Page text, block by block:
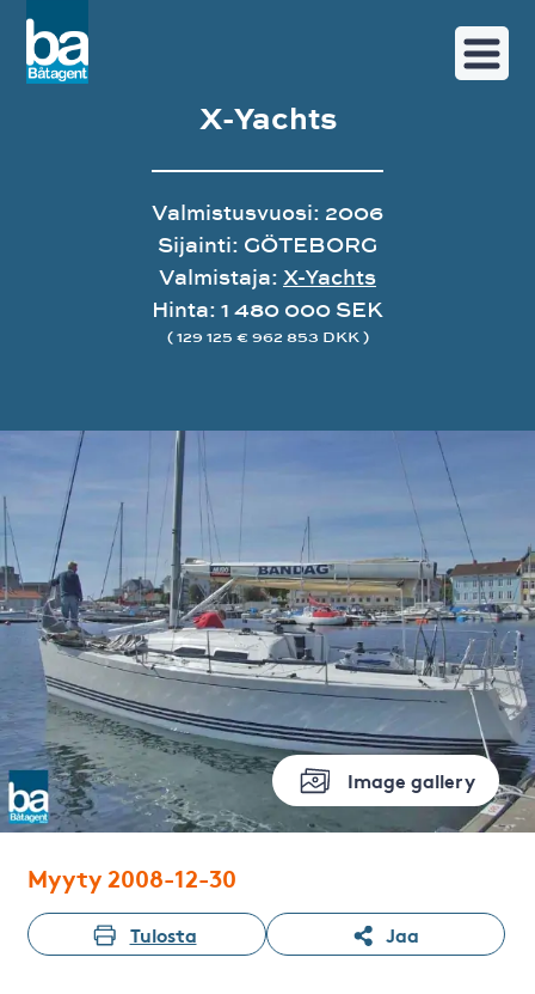
Image gallery
X-Yachts
Valmistusvuosi: 2006
Sijainti: GÖTEBORG
Valmistaja: X-Yachts
Hinta: 1 480 000 SEK
( 129 125 € 962 853 DKK )
Myyty 2008-12-30
Tulosta Jaa